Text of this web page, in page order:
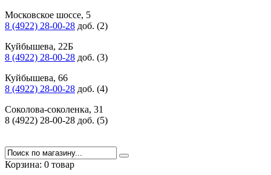
Московское шоссе, 5
8 (4922) 28-00-28 доб. (2)
Куйбышева, 22Б
8 (4922) 28-00-28 доб. (3)
Куйбышева, 66
8 (4922) 28-00-28 доб. (4)
Соколова-соколенка, 31
8 (4922) 28-00-28 доб. (5)
Корзина: 0 товар